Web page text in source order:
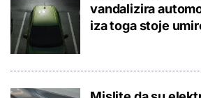
vandalizira
iza toga stoje